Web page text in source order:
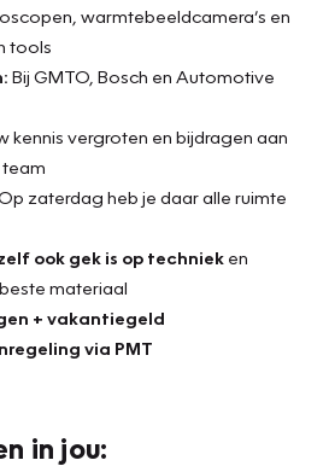
warmtebeeldcamera’s en
tools
Bij GMTO, Bosch en Automotive
kennis vergroten en bijdragen aan
zaterdag heb je daar alle ruimte
ook gek is op techniek en
materiaal
+ vakantiegeld
via PMT
in jou: